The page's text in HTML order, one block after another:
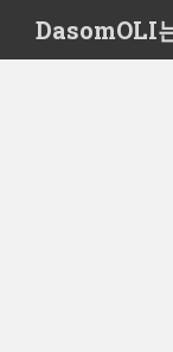
i
DasomOLI